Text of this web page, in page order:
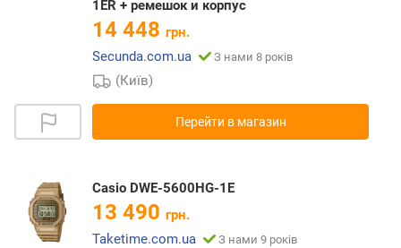
1ER + ремешок и корпус
14 448 грн.
Secunda.com.ua
З нами 8 років
(Київ)
Перейти в магазин
Casio DWE-5600HG-1E
13 490 грн.
Taketime.com.ua
З нами 9 років